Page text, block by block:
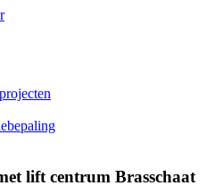
lift centrum Brasschaat